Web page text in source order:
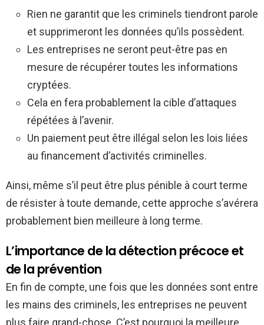
Rien ne garantit que les criminels tiendront parole
et supprimeront les données qu’ils possèdent.
Les entreprises ne seront peut-être pas en
mesure de récupérer toutes les informations
cryptées.
Cela en fera probablement la cible d’attaques
répétées à l’avenir.
Un paiement peut être illégal selon les lois liées
au financement d’activités criminelles.
Ainsi, même s’il peut être plus pénible à court terme
de résister à toute demande, cette approche s’avérera
probablement bien meilleure à long terme.
L’importance de la détection précoce et
de la prévention
En fin de compte, une fois que les données sont entre
les mains des criminels, les entreprises ne peuvent
plus faire grand-chose. C’est pourquoi la meilleure